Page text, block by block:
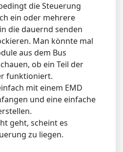
die Steuerung
ein oder mehrere
die dauernd senden
Man könnte mal
aus dem Bus
ob ein Teil der
funktioniert.
mit einem EMD
und eine einfache
geht, scheint es
zu liegen.